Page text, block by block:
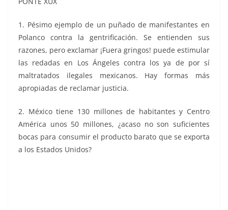
1. Pésimo ejemplo de un puñado de manifestantes en
Polanco contra la gentrificación. Se entienden sus
razones, pero exclamar ¡Fuera gringos! puede estimular
las redadas en Los Ángeles contra los ya de por sí
maltratados ilegales mexicanos. Hay formas más
apropiadas de reclamar justicia.
2. México tiene 130 millones de habitantes y Centro
América unos 50 millones, ¿acaso no son suficientes
bocas para consumir el producto barato que se exporta
a los Estados Unidos?